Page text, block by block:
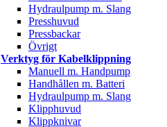
Hydraulpump m. Slang
Presshuvud
Pressbackar
Övrigt
Verktyg för Kabelklippning
Manuell m. Handpump
Handhållen m. Batteri
Hydraulpump m. Slang
Klipphuvud
Klippknivar